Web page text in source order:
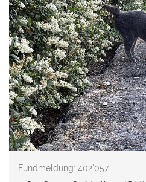
Fundmeldung: 402'057